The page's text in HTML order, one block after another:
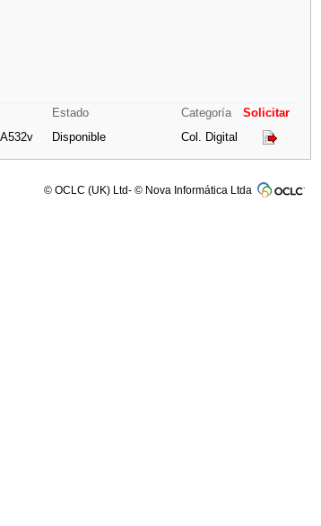
Estado Categoría
Solicitar
Disponible Col. Digital
© OCLC (UK) Ltd- © Nova Informática Ltda